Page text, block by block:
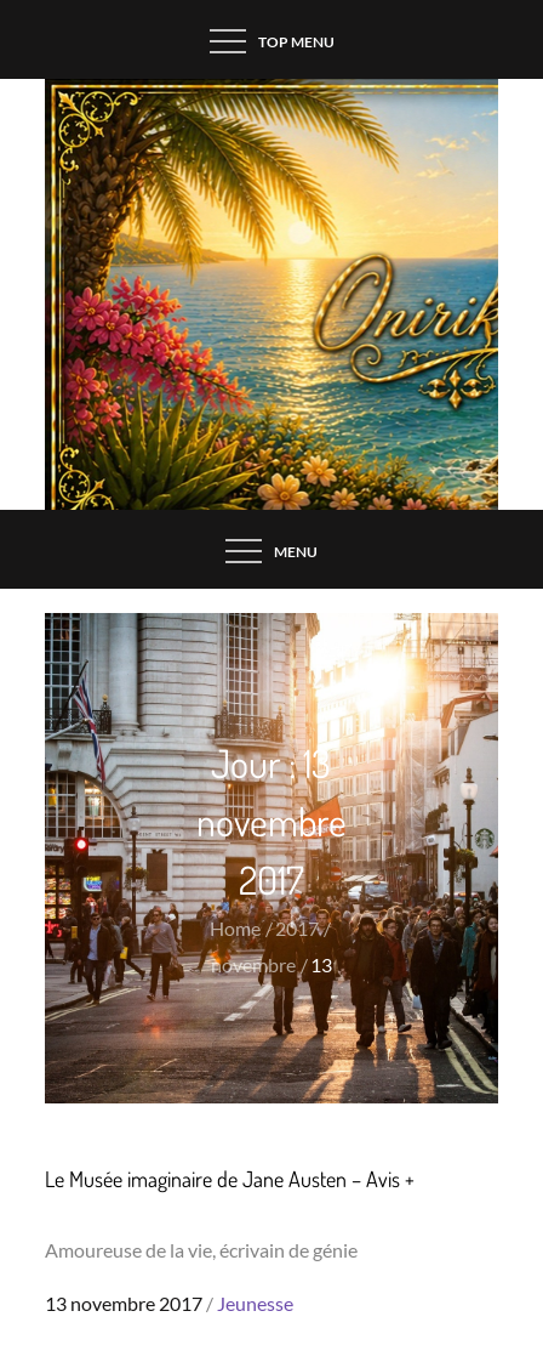
content
TOP MENU
MENU
Jour :13
novembre
2017
Home
2017
novembre
13
Le Musée imaginaire de Jane Austen – Avis +
Amoureuse de la vie, écrivain de génie
Posted
13 novembre 2017 Jeunesse